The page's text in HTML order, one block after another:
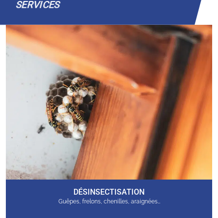
SERVICES
DÉSINSECTISATION
Guêpes, frelons, chenilles, araignées…